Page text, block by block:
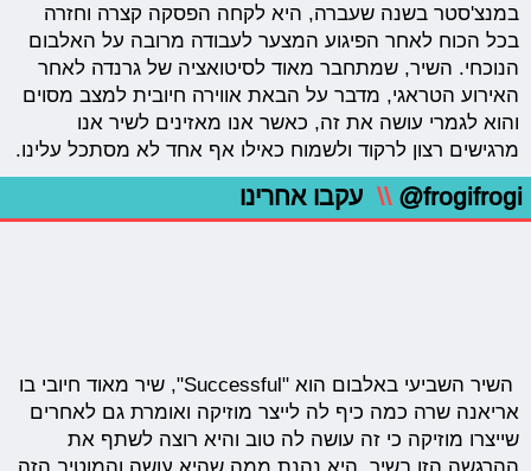
במנצ'סטר בשנה שעברה, היא לקחה הפסקה קצרה וחזרה
בכל הכוח לאחר הפיגוע המצער לעבודה מרובה על האלבום
הנוכחי. השיר, שמתחבר מאוד לסיטואציה של גרנדה לאחר
האירוע הטראגי, מדבר על הבאת אווירה חיובית למצב מסוים
והוא לגמרי עושה את זה, כאשר אנו מאזינים לשיר אנו
מרגישים רצון לרקוד ולשמוח כאילו אף אחד לא מסתכל עלינו.
@frogifrogi
\\ עקבו אחרינו
השיר השביעי באלבום הוא "Successful", שיר מאוד חיובי בו
אריאנה שרה כמה כיף לה לייצר מוזיקה ואומרת גם לאחרים
שייצרו מוזיקה כי זה עושה לה טוב והיא רוצה לשתף את
ההרגשה הזו בשיר, היא נהנת ממה שהיא עושה והמוטיב הזה